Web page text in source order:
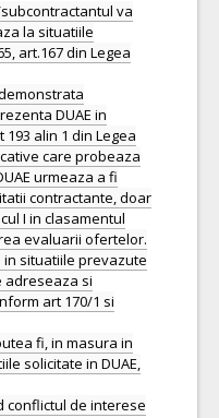
va
la situatiile
art.167 din Legea
DUAE in
alin 1 din Legea
care probeaza
urmeaza a fi
contractante, doar
I in clasamentul
evaluarii ofertelor.
situatiile prevazute
adreseaza si
art 170/1 si
fi, in masura in
solicitate in DUAE,
conflictul de interese